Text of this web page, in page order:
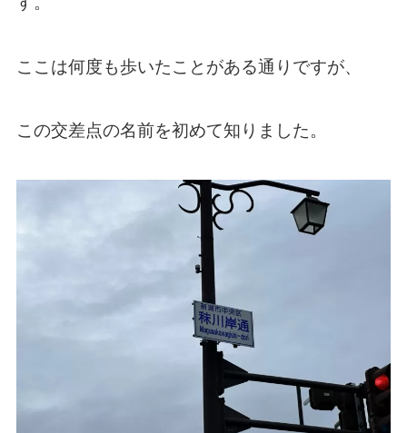
ここは何度も歩いたことがある通りですが、
この交差点の名前を初めて知りました。